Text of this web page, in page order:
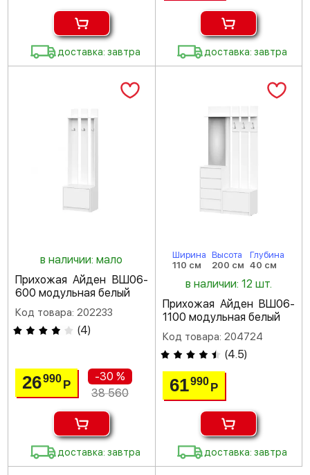
доставка: завтра доставка: завтра
в наличии: мало
Прихожая Айден ВШ06-
600 модульная белый
Код товара: 202233
(4)
26990Р
-30 %
38 560
доставка: завтра
Ширина
110 см
Высота
200 см
Глубина
40 см
в наличии: 12 шт.
Прихожая Айден ВШ06-
1100 модульная белый
Код товара: 204724
(4.5)
61990 Р
доставка: завтра